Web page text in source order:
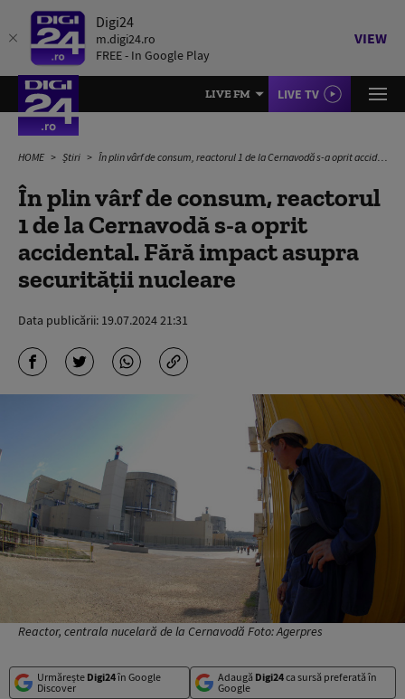
Digi24
m.digi24.ro
FREE - In Google Play
VIEW
LIVE FM LIVE TV
HOME Știri În plin vârf de consum, reactorul 1 de la Cernavodă s-a oprit accidental. Fără impact asupra securității nucleare
În plin vârf de consum, reactorul
1 de la Cernavodă s-a oprit
accidental. Fără impact asupra
securității nucleare
Data publicării: 19.07.2024 21:31
Reactor, centrala nucelară de la Cernavodă Foto: Agerpres
Urmărește Digi24în Google
Discover
Adaugă Digi24ca sursă preferată în
Google